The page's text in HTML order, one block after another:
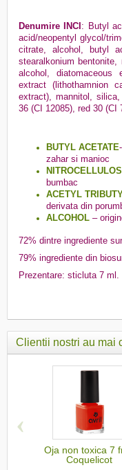
Denumire INCI : Butyl
acid/neopentyl glycol/
citrate, alcohol, butyl
stearalkonium
alcohol, diatomaceous
extract (lithothamnion
extract), mannitol,
36 (CI 12085), red 30 (CI
BUTYL ACETATE
zahar si manioc
bumbac
ACETYL
derivata din
ALCOHOL –
72% dintre ingrediente
79% ingrediente din
Prezentare: sticluta 7 ml.
Clientii nostri au mai
Oja non toxica 7
Coquelicot
‹